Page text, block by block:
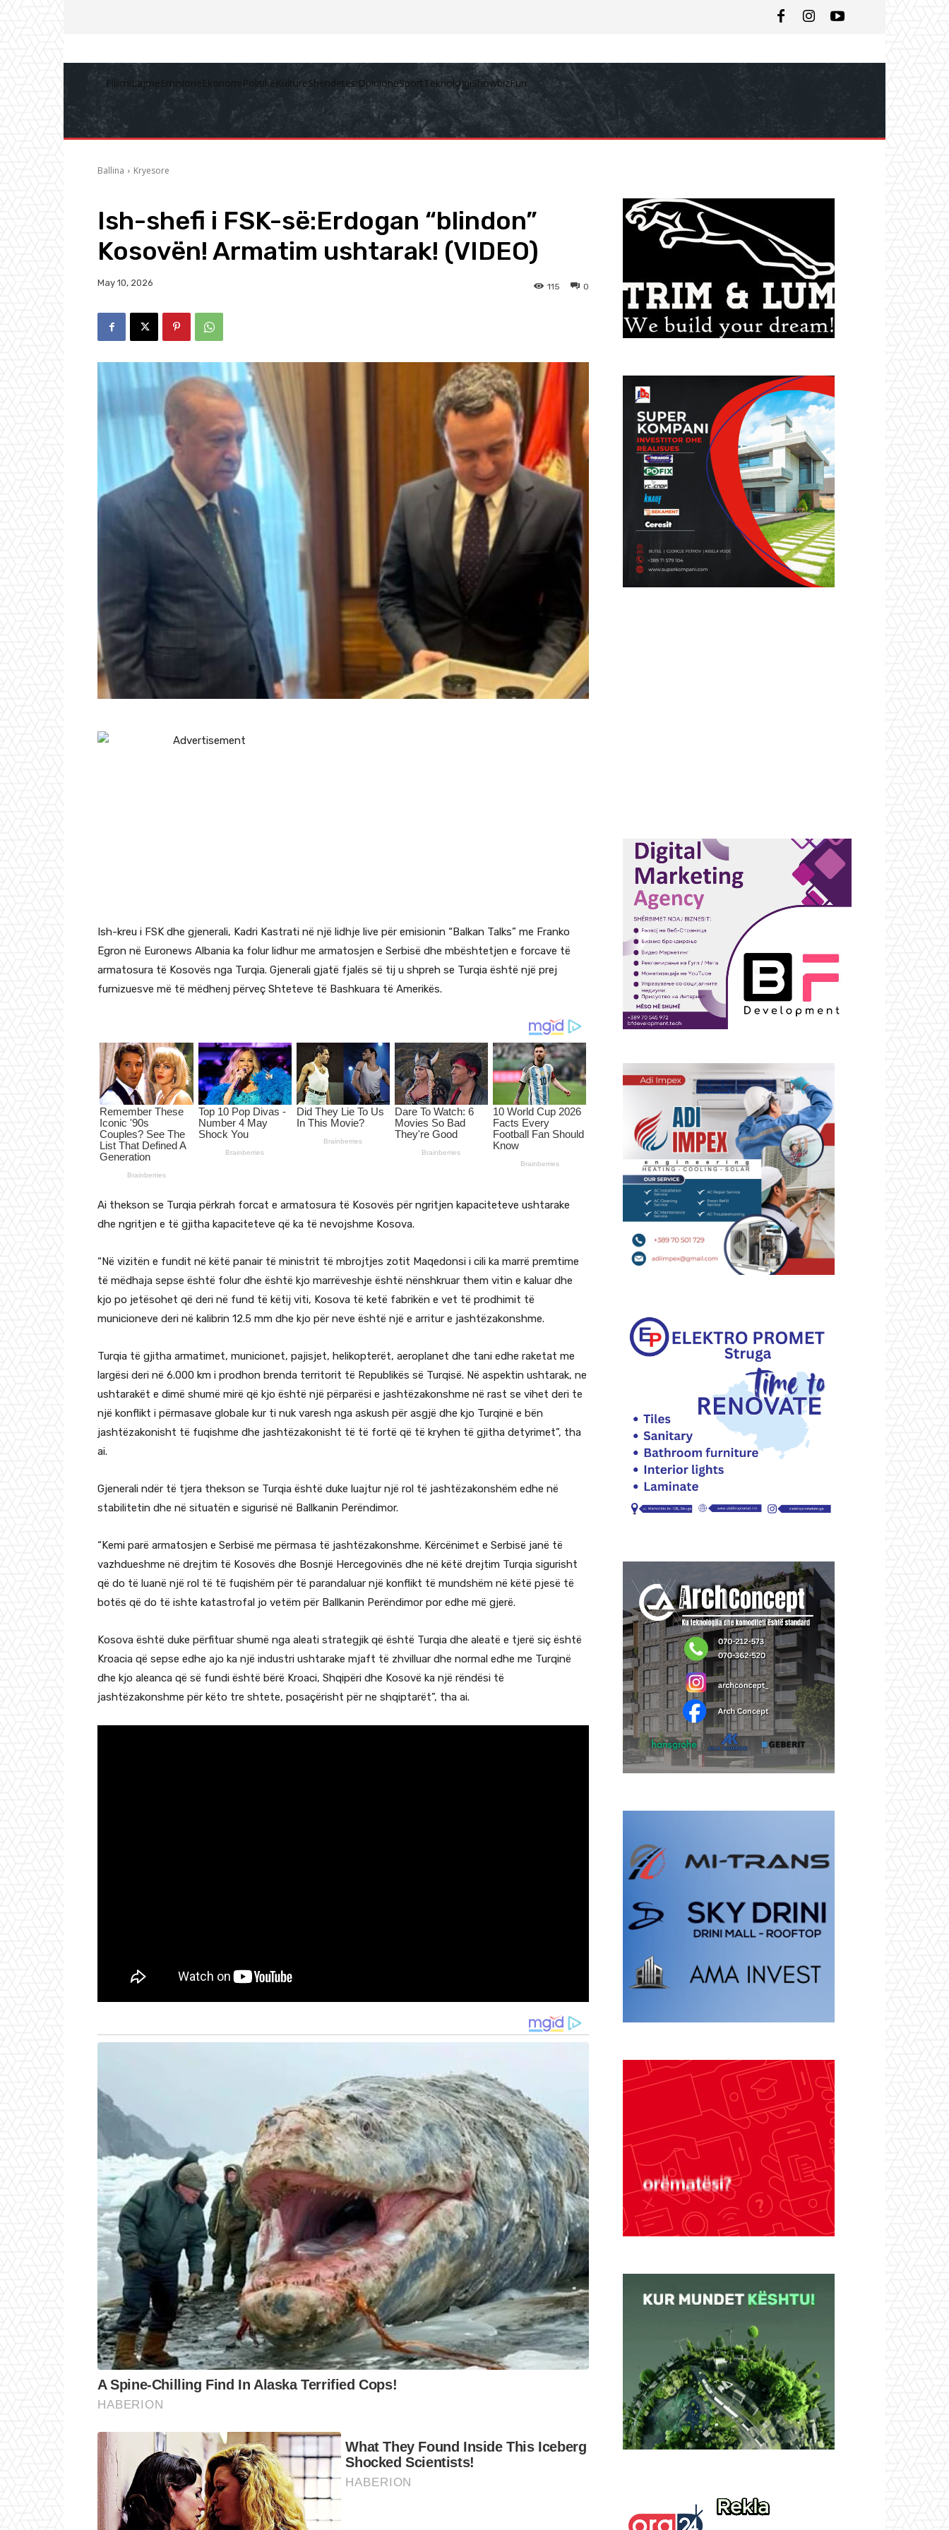
FillimiLajmeEmisioneEkonomiPolitikëKulturëShëndetësiOpinioneSportTeknologjiShowbizFun
Ballina Kryesore
Ish-shefi i FSK-së:Erdogan “blindon”
Kosovën! Armatim ushtarak! (VIDEO)
May 10, 2026 0
115
Ish-kreu i FSK dhe gjenerali, Kadri Kastrati në një lidhje live për emisionin “Balkan Talks” me Franko
Egron në Euronews Albania ka folur lidhur me armatosjen e Serbisë dhe mbështetjen e forcave të
armatosura të Kosovës nga Turqia. Gjenerali gjatë fjalës së tij u shpreh se Turqia është një prej
furnizuesve më të mëdhenj përveç Shteteve të Bashkuara të Amerikës.
Ai thekson se Turqia përkrah forcat e armatosura të Kosovës për ngritjen kapaciteteve ushtarake
dhe ngritjen e të gjitha kapaciteteve që ka të nevojshme Kosova.
“Në vizitën e fundit në këtë panair të ministrit të mbrojtjes zotit Maqedonsi i cili ka marrë premtime
të mëdhaja sepse është folur dhe është kjo marrëveshje është nënshkruar them vitin e kaluar dhe
kjo po jetësohet që deri në fund të këtij viti, Kosova të ketë fabrikën e vet të prodhimit të
municioneve deri në kalibrin 12.5 mm dhe kjo për neve është një e arritur e jashtëzakonshme.
Turqia të gjitha armatimet, municionet, pajisjet, helikopterët, aeroplanet dhe tani edhe raketat me
largësi deri në 6.000 km i prodhon brenda territorit të Republikës së Turqisë. Në aspektin ushtarak, ne
ushtarakët e dimë shumë mirë që kjo është një përparësi e jashtëzakonshme në rast se vihet deri te
një konflikt i përmasave globale kur ti nuk varesh nga askush për asgjë dhe kjo Turqinë e bën
jashtëzakonisht të fuqishme dhe jashtëzakonisht të të fortë që të kryhen të gjitha detyrimet”, tha
ai.
Gjenerali ndër të tjera thekson se Turqia është duke luajtur një rol të jashtëzakonshëm edhe në
stabilitetin dhe në situatën e sigurisë në Ballkanin Perëndimor.
“Kemi parë armatosjen e Serbisë me përmasa të jashtëzakonshme. Kërcënimet e Serbisë janë të
vazhdueshme në drejtim të Kosovës dhe Bosnjë Hercegovinës dhe në këtë drejtim Turqia sigurisht
që do të luanë një rol të të fuqishëm për të parandaluar një konflikt të mundshëm në këtë pjesë të
botës që do të ishte katastrofal jo vetëm për Ballkanin Perëndimor por edhe më gjerë.
Kosova është duke përfituar shumë nga aleati strategjik që është Turqia dhe aleatë e tjerë siç është
Kroacia që sepse edhe ajo ka një industri ushtarake mjaft të zhvilluar dhe normal edhe me Turqinë
dhe kjo aleanca që së fundi është bërë Kroaci, Shqipëri dhe Kosovë ka një rëndësi të
jashtëzakonshme për këto tre shtete, posaçërisht për ne shqiptarët”, tha ai.